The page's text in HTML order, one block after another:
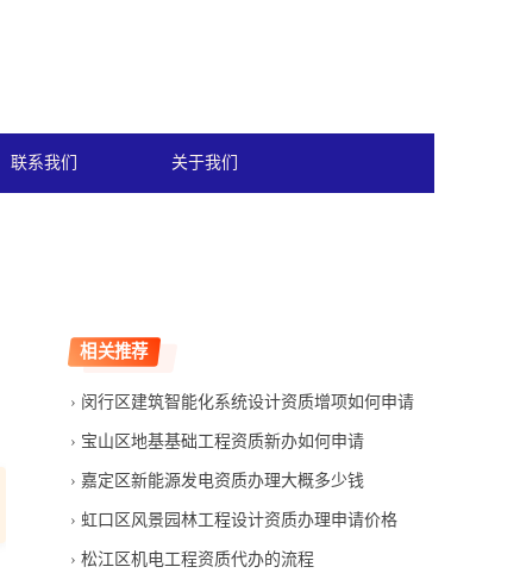
联系我们 关于我们
相关推荐
闵行区建筑智能化系统设计资质增项如何申请
宝山区地基基础工程资质新办如何申请
嘉定区新能源发电资质办理大概多少钱
虹口区风景园林工程设计资质办理申请价格
松江区机电工程资质代办的流程